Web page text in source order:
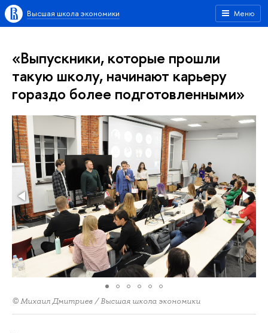
Меню
Высшая школа экономики
«Выпускники, которые прошли
такую школу, начинают карьеру
гораздо более подготовленными»
© Михаил Дмитриев / Высшая школа экономики